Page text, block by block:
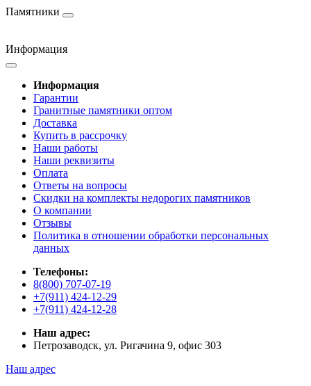
Памятники
Информация
Информация
Гарантии
Гранитные памятники оптом
Доставка
Купить в рассрочку
Наши работы
Наши реквизиты
Оплата
Ответы на вопросы
Скидки на комплекты недорогих памятников
О компании
Отзывы
Политика в отношении обработки персональных
данных
Телефоны:
8(800) 707-07-19
+7(911) 424-12-29
+7(911) 424-12-28
Наш адрес:
Петрозаводск, ул. Ригачина 9, офис 303
Наш адрес